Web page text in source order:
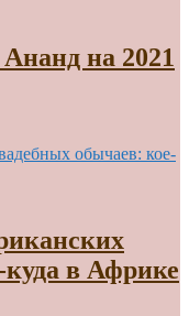
на 2021
в Африке